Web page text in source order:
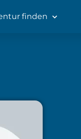
finden